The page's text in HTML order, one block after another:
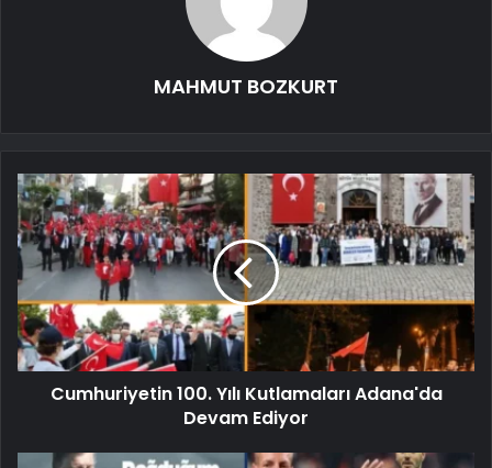
MAHMUT BOZKURT
Cumhuriyetin 100. Yılı Kutlamaları Adana'da
Devam Ediyor